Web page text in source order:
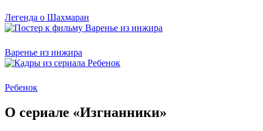
Легенда о Шахмаран
Варенье из инжира
Ребенок
О сериале «Изгнанники»